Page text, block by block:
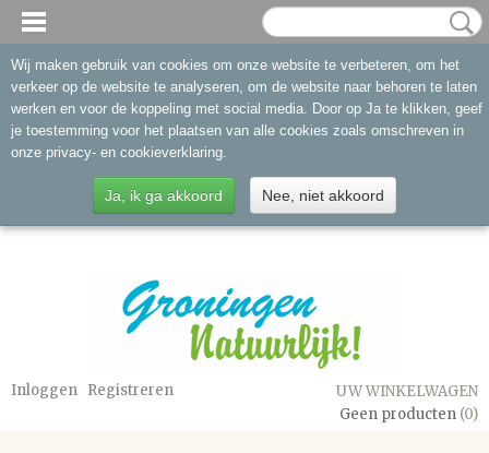
Inloggen Registreren
UW WINKELWAGEN
Geen producten (0)
Wij maken gebruik van cookies om onze website te verbeteren, om het
verkeer op de website te analyseren, om de website naar behoren te laten
werken en voor de koppeling met social media. Door op Ja te klikken, geef
je toestemming voor het plaatsen van alle cookies zoals omschreven in
onze privacy- en cookieverklaring.
Ja, ik ga akkoord Nee, niet akkoord